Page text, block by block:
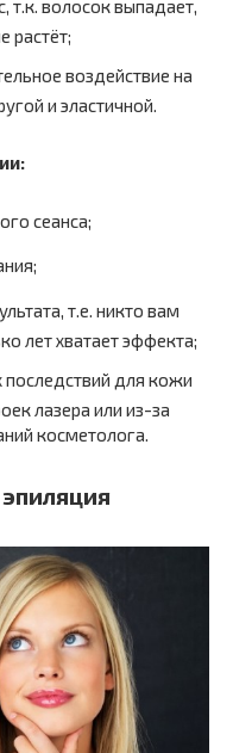
т.к. волосок выпадает,
растёт;
воздействие на
и эластичной.
сеанса;
т.е. никто вам
лет хватает эффекта;
для кожи
лазера или из-за
косметолога.